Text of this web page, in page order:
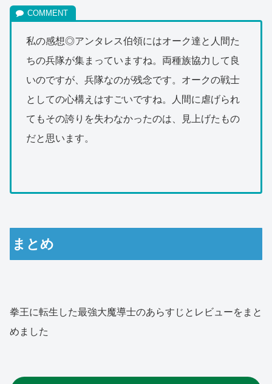
私の感想◎アンタレス伯領にはオーク達と人間た
ちの兵隊が集まっていますね。両種族協力して良
いのですが、兵隊なのが残念です。オークの戦士
としての心構えはすごいですね。人間に虐げられ
てもその誇りを失わなかったのは、見上げたもの
だと思います。
まとめ
拳王に転生した最強大魔導士のあらすじとレビューをまと
めました